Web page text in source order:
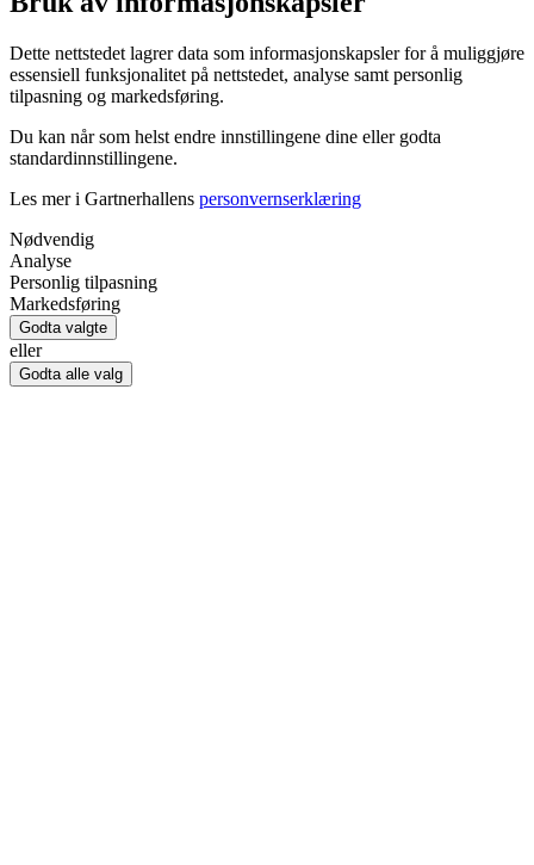
Dette nettstedet lagrer data som informasjonskapsler for å muliggjøre
essensiell funksjonalitet på nettstedet, analyse samt personlig
tilpasning og markedsføring.
Du kan når som helst endre innstillingene dine eller godta
standardinnstillingene.
Les mer i Gartnerhallens personvernserklæring
Nødvendig
Analyse
Personlig tilpasning
Markedsføring
Godta valgte
eller
Godta alle valg